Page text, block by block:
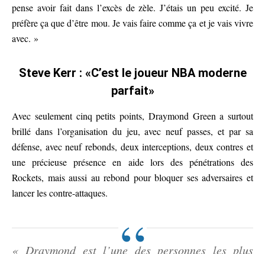
pense avoir fait dans l’excès de zèle. J’étais un peu excité. Je
préfère ça que d’être mou. Je vais faire comme ça et je vais vivre
avec. »
Steve Kerr : «C’est le joueur NBA moderne
parfait»
Avec seulement cinq petits points, Draymond Green a surtout
brillé dans l’organisation du jeu, avec neuf passes, et par sa
défense, avec neuf rebonds, deux interceptions, deux contres et
une précieuse présence en aide lors des pénétrations des
Rockets, mais aussi au rebond pour bloquer ses adversaires et
lancer les contre-attaques.
« Draymond est l’une des personnes les plus